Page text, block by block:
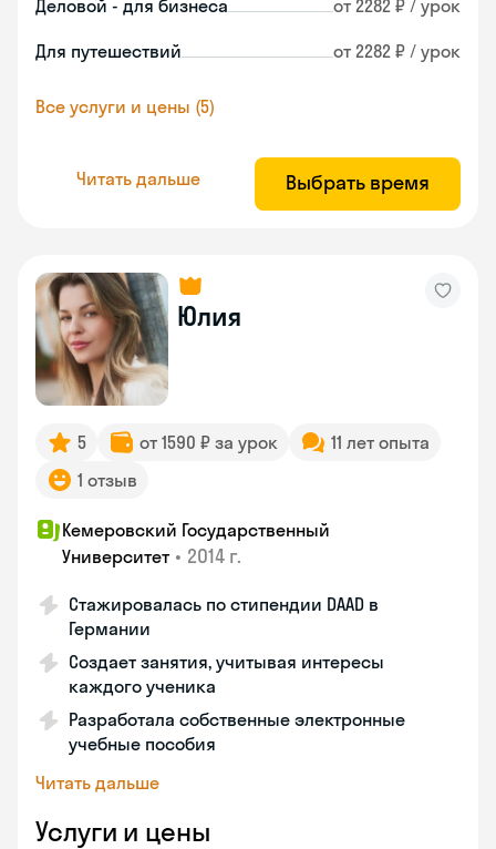
Деловой - для бизнеса от 2282 ₽ / урок
Для путешествий от 2282 ₽ / урок
Все услуги и цены (5)
Читать дальше Выбрать время
Юлия
5 от 1590 ₽ за урок
11 лет опыта
1 отзыв
Кемеровский Государственный
Университет • 2014 г.
Стажировалась по стипендии DAAD в
Германии
Создает занятия, учитывая интересы
каждого ученика
Разработала собственные электронные
учебные пособия
Читать дальше
Услуги и цены